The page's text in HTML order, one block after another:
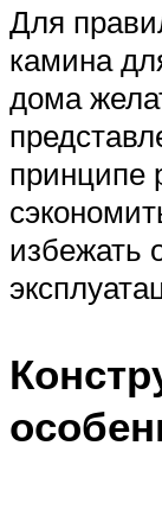
Для
камина
дома
принципе
избежать